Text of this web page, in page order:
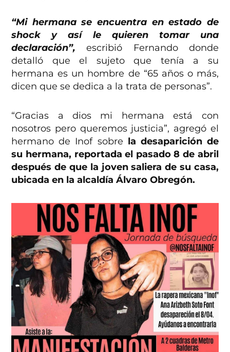
“Mi hermana se encuentra en estado de
shock y así le quieren tomar una
declaración”, escribió Fernando donde
detalló que el sujeto que tenía a su
hermana es un hombre de “65 años o más,
dicen que se dedica a la trata de personas”.
“Gracias a dios mi hermana está con
nosotros pero queremos justicia”, agregó el
hermano de Inof sobre la desaparición de
su hermana, reportada el pasado 8 de abril
después de que la joven saliera de su casa,
ubicada en la alcaldía Álvaro Obregón.